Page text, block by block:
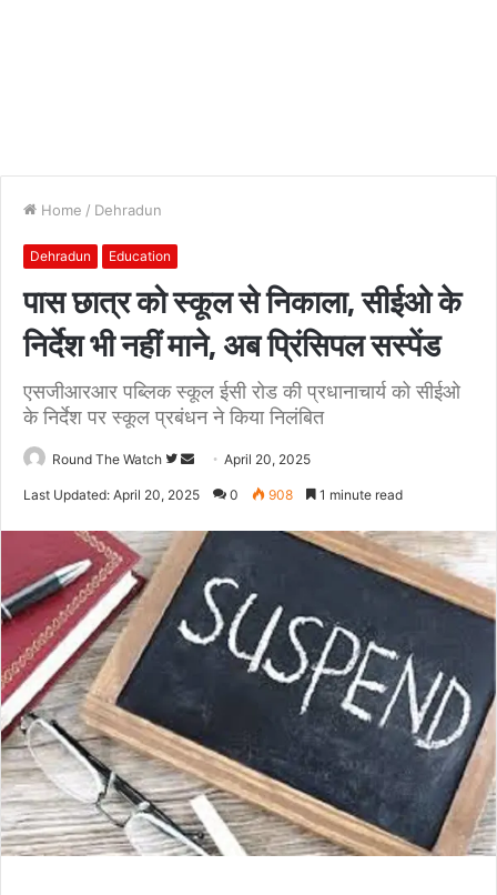
Home / Dehradun
Dehradun Education
पास छात्र को स्कूल से निकाला, सीईओ के
निर्देश भी नहीं माने, अब प्रिंसिपल सस्पेंड
एसजीआरआर पब्लिक स्कूल ईसी रोड की प्रधानाचार्य को सीईओ
के निर्देश पर स्कूल प्रबंधन ने किया निलंबित
Round The Watch
Follow
SendApril 20, 2025
Last Updated: April 20, 2025 0 908 1 minute read